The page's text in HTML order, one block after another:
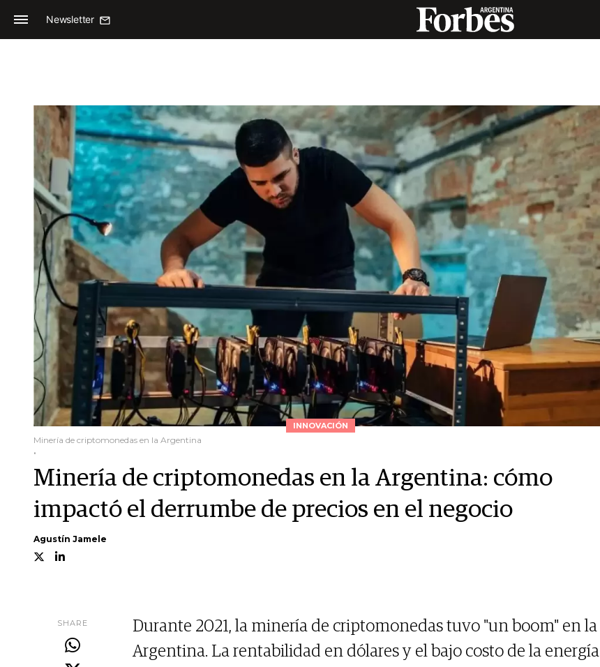
Newsletter
INNOVACIÓN
Minería de criptomonedas en la Argentina
.
Minería de criptomonedas en la Argentina: cómo
impactó el derrumbe de precios en el negocio
Agustín Jamele
SHARE
Durante 2021, la minería de criptomonedas tuvo "un boom" en la
Argentina. La rentabilidad en dólares y el bajo costo de la energía